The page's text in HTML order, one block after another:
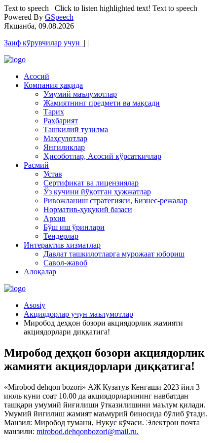
Text to speech Click to listen highlighted text! Text to speech
Powered By GSpeech
Якшанба, 09.08.2026
Заиф кўрувчилар учун | |
Асосий
Компания ҳақида
Умумий маълумотлар
Жамиятнинг предмети ва мақсади
Тарих
Раҳбарият
Ташкилий тузилма
Маҳсулотлар
Янгиликлар
Ҳисоботлар, Асосий кўрсаткичлар
Расмий
Устав
Сертификат ва лицензиялар
Ўз кучини йўқотган ҳужжатлар
Ривожланиш стратегияси, Бизнес-режалар
Норматив-ҳуқукий базаси
Архив
Бўш иш ўринлари
Тендерлар
Интерактив хизматлар
Давлат ташкилотларга мурожаат юбориш
Савол-жавоб
Алоқалар
Asosiy
Акциядорлар учун маълумотлар
Миробод деҳқон бозори акциядорлик жамияти
акциядорлари диққатига!
Миробод деҳқон бозори акциядорлик
жамияти акциядорлари диққатига!
«Mirobod dehqon bozori» АЖ Кузатув Кенгаши 2023 йил 3
июль куни соат 10.00 да акциядорларининг навбатдан
ташқари умумий йиғилиши ўтказилишини маълум қилади.
Умумий йиғилиш жамият маъмурий биносида бўлиб ўтади.
Манзил: Миробод тумани, Нукус кўчаси. Электрон почта
манзили: mirobod.dehqonbozori@mail.ru.